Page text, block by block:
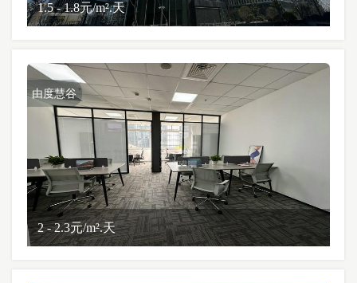
1.5 - 1.8元/m².天
由度慧谷
2 - 2.3元/m².天